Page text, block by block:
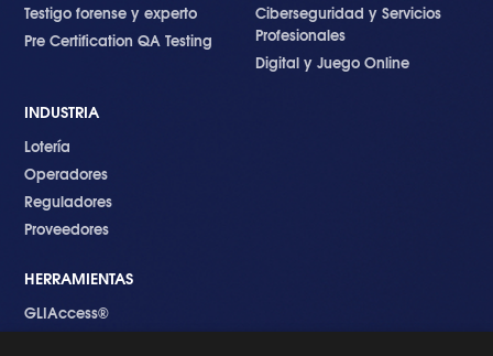
Testigo forense y experto
Pre Certification QA Testing
Ciberseguridad y Servicios
Profesionales
Digital y Juego Online
INDUSTRIA
Lotería
Operadores
Reguladores
Proveedores
HERRAMIENTAS
GLIAccess®